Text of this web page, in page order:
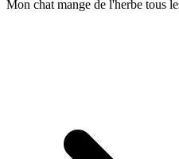
Mon chat mange de l'herbe tous